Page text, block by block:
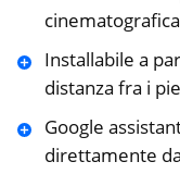
cinematografica
Installabile a
distanza fra i
Google
direttamente